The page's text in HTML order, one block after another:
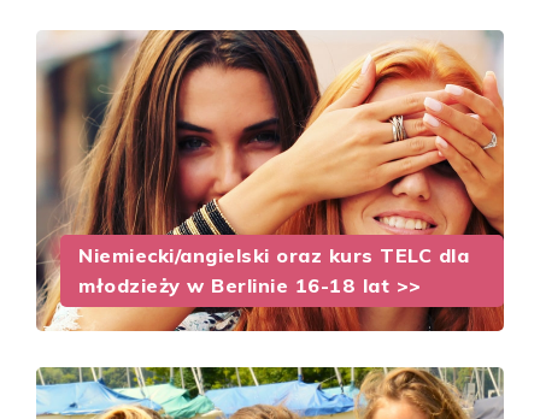
Niemiecki/angielski oraz kurs TELC dla
młodzieży w Berlinie 16-18 lat >>